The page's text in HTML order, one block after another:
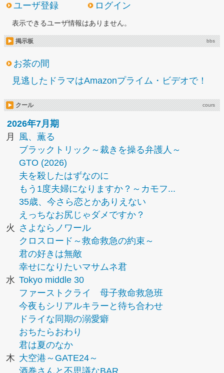
ユーザ登録 ログイン
表示できるユーザ情報はありません。
掲示板 bbs
お茶の間
見逃したドラマはAmazonプライム・ビデオで！
クール cours
2026年7月期
月
風、薫る
ブラックトリック～裁きを操る弁護人～
GTO (2026)
夫を殺したはずなのに
もう1度夫婦になりますか？～カモフ...
35歳、今さら恋とかありえない
えっちなお尻じゃダメですか？
火
さよならノワール
クロスロード～救命救急の約束～
君の好きは無敵
幸せになりたいマサムネ君
水 Tokyo middle 30
ファーストクライ 母子救命救急班
今夜もシリアルキラーと待ち合わせ
ドライな同期の溺愛癖
おちたらおわり
君は夏のなか
木 大空港～GATE24～
酒巻さんと不思議なBAR